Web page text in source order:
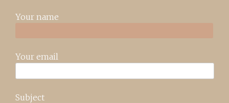
Your name
Your email
Subject